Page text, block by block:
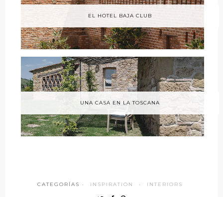
EL HOTEL BAJA CLUB
UNA CASA EN LA TOSCANA
CATEGORÍAS · INSPIRATION · INTERIORS